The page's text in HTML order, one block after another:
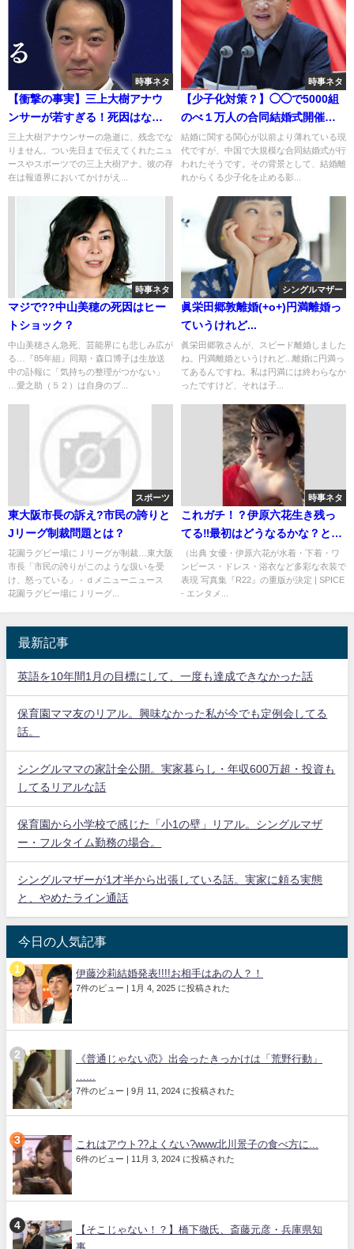
時事ネタ
【衝撃の事実】三上大樹アナウ
ンサーが若すぎる！死因はな
に？
三上大樹アナウンサーの急逝に、残念でな
りません。つい先日まで伝えてくれたニュ
ースやスポーツでの三上大樹アナ。彼の存
在は報道界においてかけがえ...
時事ネタ
【少子化対策？】◯◯で5000組
のべ１万人の合同結婚式開催の
背景
結婚に関する関心が以前より薄れている現
代ですが、中国で大規模な合同結婚式が行
われたそうです。その背景として、結婚離
れからくる少子化を止める影...
時事ネタ
マジで??中山美穂の死因はヒー
トショック？
中山美穂さん急死、芸能界にも悲しみ広が
る…『85年組』同期・森口博子は生放送
中の訃報に「気持ちの整理がつかない」
…愛之助（５２）は自身のブ...
シングルマザー
眞栄田郷敦離婚(+o+)円満離婚っ
ていうけれど...
眞栄田郷敦さんが、スピード離婚しました
ね。円満離婚というけれど...離婚に円満っ
てあるんですね。私は円満には終わらなか
ったですけど、それは子...
スポーツ
東大阪市長の訴え?市民の誇りと
Jリーグ制裁問題とは？
花園ラグビー場にＪリーグが制裁…東大阪
市長「市民の誇りがこのような扱いを受
け、怒っている」 - ｄメニューニュース
花園ラグビー場にＪリーグ...
時事ネタ
これガチ！？伊原六花生き残っ
てる‼最初はどうなるかな？と心
配だったけど
（出典 女優・伊原六花が水着・下着・ワ
ンピース・ドレス・浴衣など多彩な衣装で
表現 写真集『R22』の重版が決定 | SPICE
- エンタメ...
最新記事
英語を10年間1月の目標にして、一度も達成できなかった話
保育園ママ友のリアル。興味なかった私が今でも定例会してる
話。
シングルママの家計全公開。実家暮らし・年収600万超・投資も
してるリアルな話
保育園から小学校で感じた「小1の壁」リアル。シングルマザ
ー・フルタイム勤務の場合。
シングルマザーが1才半から出張している話。実家に頼る実態
と、やめたライン通話
今日の人気記事
伊藤沙莉結婚発表!!!!お相手はあの人？！
7件のビュー | 1月 4, 2025 に投稿された
《普通じゃない恋》出会ったきっかけは「荒野行動」
7件のビュー | 9月 11, 2024 に投稿された
これはアウト??よくない?www北川景子の食べ方に...
6件のビュー | 11月 3, 2024 に投稿された
【そこじゃない！？】橋下徹氏、斎藤元彦・兵庫県知